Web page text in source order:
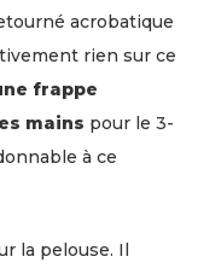
acrobatique
rien sur ce
frappe
mains pour le 3-
à ce
la pelouse. Il